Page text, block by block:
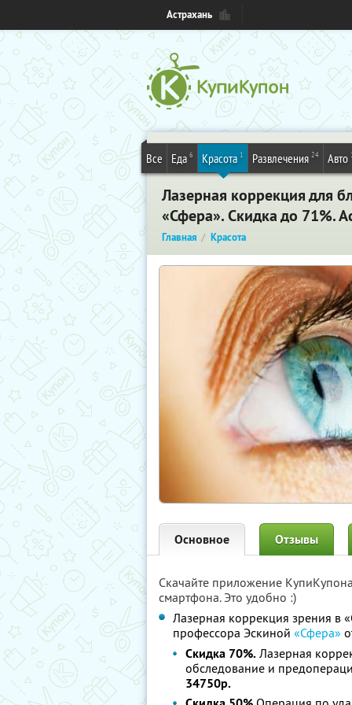
Астрахань
Все Еда 6 Красота 1 Развлечения 24 Авто
Лазерная коррекция для
«Сфера». Скидка до 71%.
Главная Красота
Основное Отзывы
Скачайте приложение
смартфона. Это удобно :)
Лазерная коррекция зрения в
профессора Эскиной «Сфера»
Скидка 70%. Лазерная
обследование и
34750р.